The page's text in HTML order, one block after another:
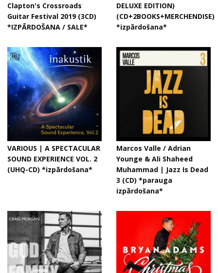
Clapton's Crossroads
Guitar Festival 2019 (3CD)
*IZPĀRDOŠANA / SALE*
DELUXE EDITION)
(CD+2BOOKS+MERCHENDISE)
*izpārdošana*
VARIOUS | A SPECTACULAR
SOUND EXPERIENCE VOL. 2
(UHQ-CD) *izpārdošana*
Marcos Valle / Adrian
Younge & Ali Shaheed
Muhammad ‎| Jazz Is Dead
3 (CD) *parauga
izpārdošana*